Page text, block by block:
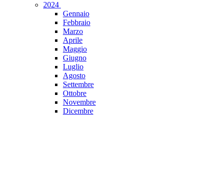
2024
Gennaio
Febbraio
Marzo
Aprile
Maggio
Giugno
Luglio
Agosto
Settembre
Ottobre
Novembre
Dicembre